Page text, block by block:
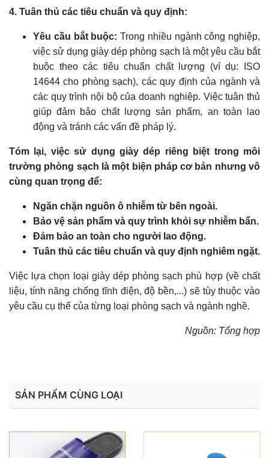
4. Tuân thủ các tiêu chuẩn và quy định:
Yêu cầu bắt buộc: Trong nhiều ngành công nghiệp,
việc sử dụng giày dép phòng sạch là một yêu cầu bắt
buộc theo các tiêu chuẩn chất lượng (ví dụ: ISO
14644 cho phòng sạch), các quy định của ngành và
các quy trình nội bộ của doanh nghiệp. Việc tuân thủ
giúp đảm bảo chất lượng sản phẩm, an toàn lao
động và tránh các vấn đề pháp lý.
Tóm lại, việc sử dụng giày dép riêng biệt trong môi
trường phòng sạch là một biện pháp cơ bản nhưng vô
cùng quan trọng để:
Ngăn chặn nguồn ô nhiễm từ bên ngoài.
Bảo vệ sản phẩm và quy trình khỏi sự nhiễm bẩn.
Đảm bảo an toàn cho người lao động.
Tuân thủ các tiêu chuẩn và quy định nghiêm ngặt.
Việc lựa chọn loại giày dép phòng sạch phù hợp (về chất
liệu, tính năng chống tĩnh điện, độ bền,...) sẽ tùy thuộc vào
yêu cầu cụ thể của từng loại phòng sạch và ngành nghề.
Nguồn: Tổng hợp
SẢN PHẨM CÙNG LOẠI